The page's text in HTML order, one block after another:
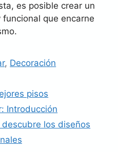
es posible crear un
que encarne
, Decoración
pisos
Introducción
los diseños